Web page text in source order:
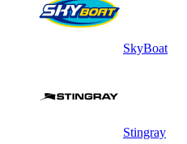
SkyBoat
Stingray